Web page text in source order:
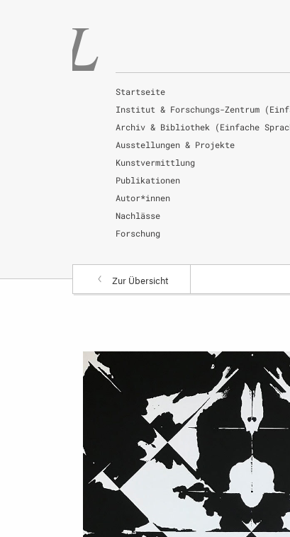
Startseite
Institut & Forschungs-Zentrum
Archiv & Bibliothek (Einfache
Ausstellungen & Projekte
Kunstvermittlung
Publikationen
Autor*innen
Nachlässe
Forschung
Zur Übersicht